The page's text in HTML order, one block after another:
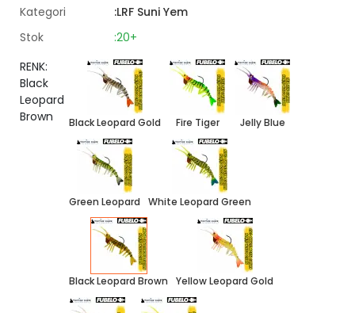
Kategori
:LRF Suni Yem
Stok
:20+
RENK:
Black
Leopard
Brown
Black Leopard Gold Fire Tiger Jelly Blue
Green Leopard White Leopard Green
Black Leopard Brown Yellow Leopard Gold